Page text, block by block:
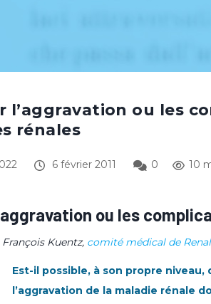
l’aggravation ou les
rénales
6 février 2011 0 10
ou les
Kuentz, comité médical de
Est-il possible, à son propre niveau,
l’aggravation de la maladie rénale